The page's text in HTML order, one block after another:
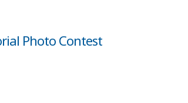
Photo Contest